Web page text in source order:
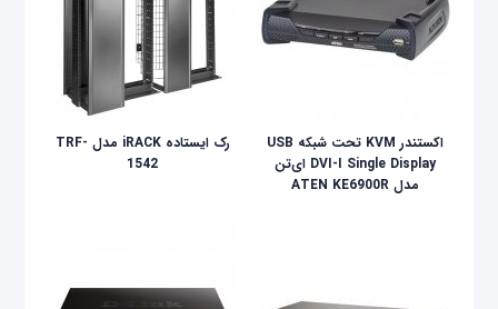
اکستندر KVM تحت شبکه USB
DVI-I Single Display ای‌تن
مدل ATEN KE6900R
رک ایستاده iRACK مدل TRF-
1542